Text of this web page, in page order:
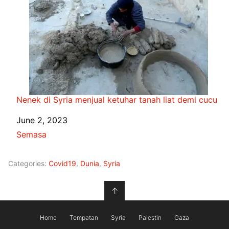
Nenek di Syria menjual ketuhar tanah liat demi cucu
Date
June 2, 2023
In relation to
Semasa
Categories: Covid19, Dunia, Syria
↑
Home Tempatan Syria Palestin Gaza